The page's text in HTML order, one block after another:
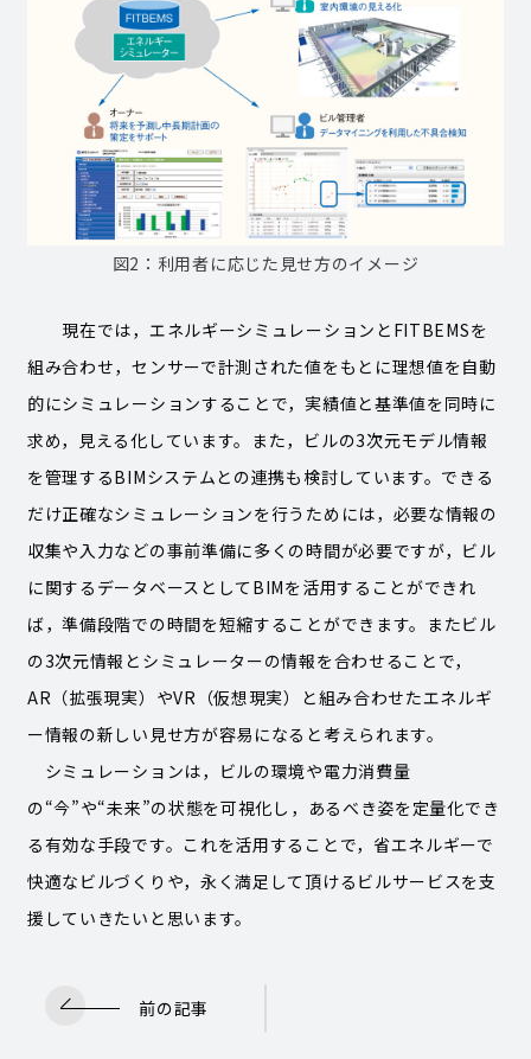
図2：利用者に応じた見せ方のイメージ
現在では，エネルギーシミュレーションとFITBEMSを
組み合わせ，センサーで計測された値をもとに理想値を自動
的にシミュレーションすることで，実績値と基準値を同時に
求め，見える化しています。また，ビルの3次元モデル情報
を管理するBIMシステムとの連携も検討しています。できる
だけ正確なシミュレーションを行うためには，必要な情報の
収集や入力などの事前準備に多くの時間が必要ですが，ビル
に関するデータベースとしてBIMを活用することができれ
ば，準備段階での時間を短縮することができます。またビル
の3次元情報とシミュレーターの情報を合わせることで，
AR（拡張現実）やVR（仮想現実）と組み合わせたエネルギ
ー情報の新しい見せ方が容易になると考えられます。
シミュレーションは，ビルの環境や電力消費量
の“今”や“未来”の状態を可視化し，あるべき姿を定量化でき
る有効な手段です。これを活用することで，省エネルギーで
快適なビルづくりや，永く満足して頂けるビルサービスを支
援していきたいと思います。
前の記事